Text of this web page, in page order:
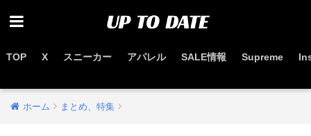
TOP X スニーカー アパレル SALE情報 Supreme
ホーム まとめ、特集